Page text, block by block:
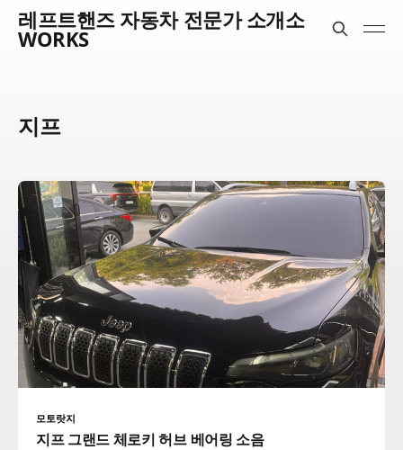
레프트핸즈 자동차 전문가 소개소
WORKS
지프
모토랏지
지프 그랜드 체로키 허브 베어링 소음